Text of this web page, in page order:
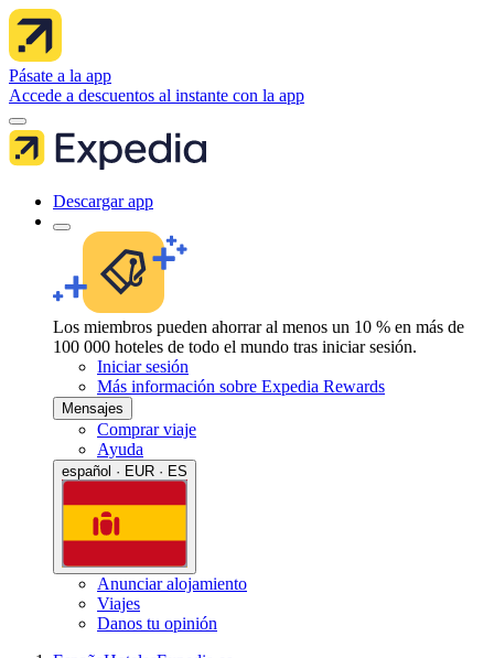
Pásate a la app
Accede a descuentos al instante con la app
Descargar app
Los miembros pueden ahorrar al menos un 10 % en más de
100 000 hoteles de todo el mundo tras iniciar sesión.
Iniciar sesión
Más información sobre Expedia Rewards
Mensajes
Comprar viaje
Ayuda
español · EUR · ES
Anunciar alojamiento
Viajes
Danos tu opinión